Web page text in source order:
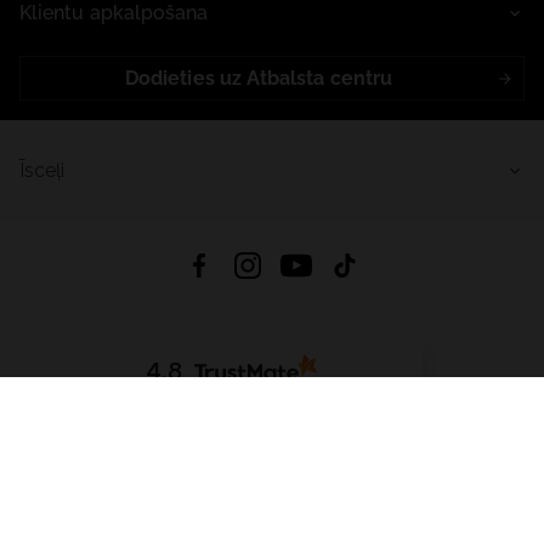
Klientu apkalpošana
Dodieties uz Atbalsta centru
4.8